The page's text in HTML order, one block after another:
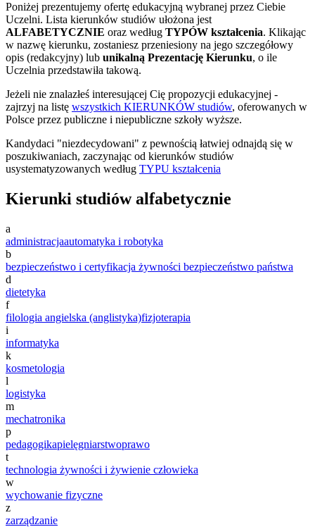
Poniżej prezentujemy ofertę edukacyjną wybranej przez Ciebie
Uczelni. Lista kierunków studiów ułożona jest
ALFABETYCZNIE oraz według TYPÓW kształcenia. Klikając
w nazwę kierunku, zostaniesz przeniesiony na jego szczegółowy
opis (redakcyjny) lub unikalną Prezentację Kierunku, o ile
Uczelnia przedstawiła takową.
Jeżeli nie znalazłeś interesującej Cię propozycji edukacyjnej -
zajrzyj na listę wszystkich KIERUNKÓW studiów, oferowanych w
Polsce przez publiczne i niepubliczne szkoły wyższe.
Kandydaci "niezdecydowani" z pewnością łatwiej odnajdą się w
poszukiwaniach, zaczynając od kierunków studiów
usystematyzowanych według TYPU kształcenia
Kierunki studiów alfabetycznie
a
administracjaautomatyka i robotyka
b
bezpieczeństwo i certyfikacja żywności bezpieczeństwo państwa
d
dietetyka
f
filologia angielska (anglistyka)fizjoterapia
i
informatyka
k
kosmetologia
l
logistyka
m
mechatronika
p
pedagogikapielęgniarstwoprawo
t
technologia żywności i żywienie człowieka
w
wychowanie fizyczne
z
zarządzanie